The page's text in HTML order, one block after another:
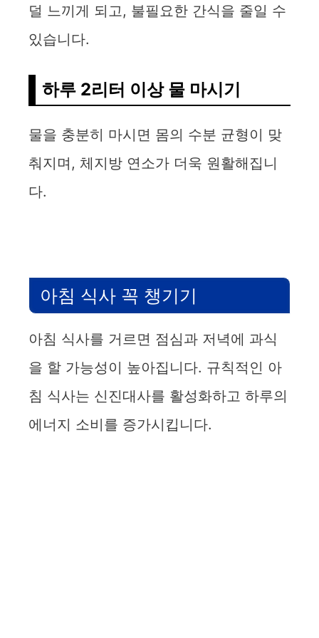
덜 느끼게 되고, 불필요한 간식을 줄일 수
있습니다.
하루 2리터 이상 물 마시기
물을 충분히 마시면 몸의 수분 균형이 맞
춰지며, 체지방 연소가 더욱 원활해집니
다.
아침 식사 꼭 챙기기
아침 식사를 거르면 점심과 저녁에 과식
을 할 가능성이 높아집니다. 규칙적인 아
침 식사는 신진대사를 활성화하고 하루의
에너지 소비를 증가시킵니다.